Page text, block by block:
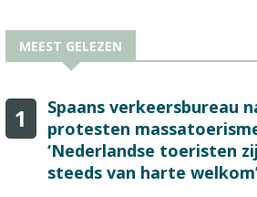
MEEST GELEZEN
1
Spaans verkeersbureau
protesten
‘Nederlandse toeristen
steeds van harte